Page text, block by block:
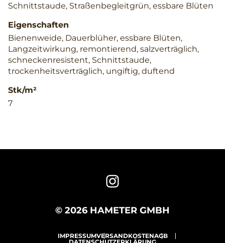
Schnittstaude, Straßenbegleitgrün, essbare Blüten
Eigenschaften
Bienenweide, Dauerblüher, essbare Blüten,
Langzeitwirkung, remontierend, salzverträglich,
schneckenresistent, Schnittstaude,
trockenheitsverträglich, ungiftig, duftend
Stk/m²
7
© 2026 HAMETER GMBH
IMPRESSUMVERSANDKOSTENAGB